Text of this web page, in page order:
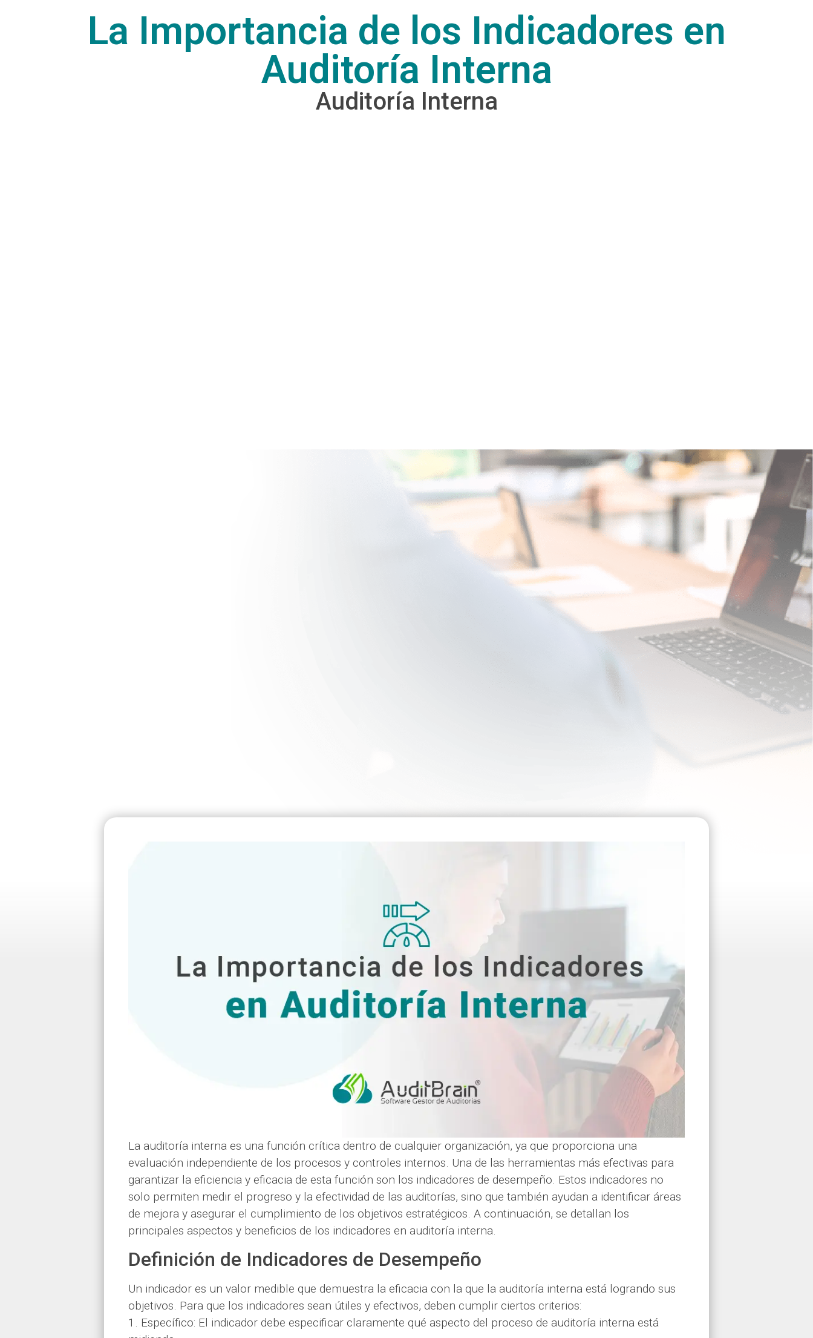
La Importancia de los Indicadores en
Auditoría Interna
Auditoría Interna
La auditoría interna es una función crítica dentro de cualquier organización, ya que proporciona una
evaluación independiente de los procesos y controles internos. Una de las herramientas más efectivas para
garantizar la eficiencia y eficacia de esta función son los indicadores de desempeño. Estos indicadores no
solo permiten medir el progreso y la efectividad de las auditorías, sino que también ayudan a identificar áreas
de mejora y asegurar el cumplimiento de los objetivos estratégicos. A continuación, se detallan los
principales aspectos y beneficios de los indicadores en auditoría interna.
Definición de Indicadores de Desempeño
Un indicador es un valor medible que demuestra la eficacia con la que la auditoría interna está logrando sus
objetivos. Para que los indicadores sean útiles y efectivos, deben cumplir ciertos criterios:
1. Específico: El indicador debe especificar claramente qué aspecto del proceso de auditoría interna está